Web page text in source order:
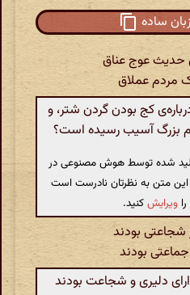
ساده
عوج عناق
مردم عملاق
کج بودن گردن شتر، و
بزرگ آسیب رسیده است؟
شده توسط هوش مصنوعی در
این متن به نظرتان نادرست است
ویرایشکنید.
بودند
بودند
دلیری و شجاعت بودند